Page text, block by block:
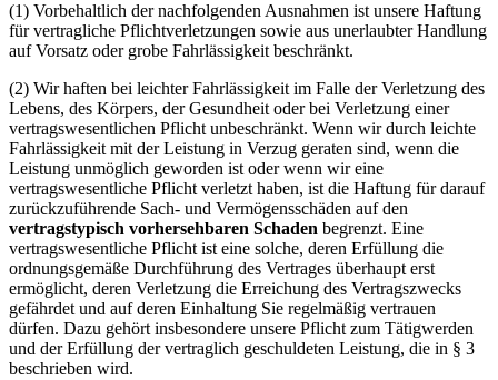
(1) Vorbehaltlich der nachfolgenden Ausnahmen ist unsere Haftung
für vertragliche Pflichtverletzungen sowie aus unerlaubter Handlung
auf Vorsatz oder grobe Fahrlässigkeit beschränkt.
(2) Wir haften bei leichter Fahrlässigkeit im Falle der Verletzung des
Lebens, des Körpers, der Gesundheit oder bei Verletzung einer
vertragswesentlichen Pflicht unbeschränkt. Wenn wir durch leichte
Fahrlässigkeit mit der Leistung in Verzug geraten sind, wenn die
Leistung unmöglich geworden ist oder wenn wir eine
vertragswesentliche Pflicht verletzt haben, ist die Haftung für darauf
zurückzuführende Sach- und Vermögensschäden auf den
vertragstypisch vorhersehbaren Schaden begrenzt. Eine
vertragswesentliche Pflicht ist eine solche, deren Erfüllung die
ordnungsgemäße Durchführung des Vertrages überhaupt erst
ermöglicht, deren Verletzung die Erreichung des Vertragszwecks
gefährdet und auf deren Einhaltung Sie regelmäßig vertrauen
dürfen. Dazu gehört insbesondere unsere Pflicht zum Tätigwerden
und der Erfüllung der vertraglich geschuldeten Leistung, die in § 3
beschrieben wird.